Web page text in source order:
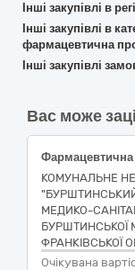
Інші закупівлі в
Інші закупівлі в
фармацевтична
Інші закупівлі
Вас може
Фармацевтична
КОМУНАЛЬНЕ
МЕДИКО-
БУРШТИНСЬКОЇ
ФРАНКІВСЬКОЇ
Очікувана